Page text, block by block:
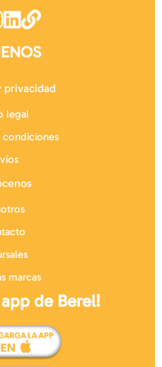
privacidad
legal
condiciones
marcas
de Berel!